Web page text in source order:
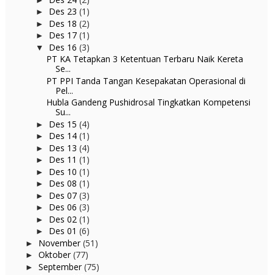
► Des 23 (1)
► Des 18 (2)
► Des 17 (1)
▼ Des 16 (3)
PT KA Tetapkan 3 Ketentuan Terbaru Naik Kereta
Se...
PT PPI Tanda Tangan Kesepakatan Operasional di
Pel...
Hubla Gandeng Pushidrosal Tingkatkan Kompetensi
Su...
► Des 15 (4)
► Des 14 (1)
► Des 13 (4)
► Des 11 (1)
► Des 10 (1)
► Des 08 (1)
► Des 07 (3)
► Des 06 (3)
► Des 02 (1)
► Des 01 (6)
► November(51)
► Oktober(77)
► September(75)